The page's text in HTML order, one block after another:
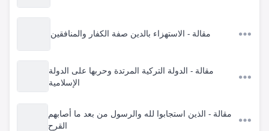
مقالة - الاستهزاء بالدين صفة الكفار والمنافقين
مقالة - الدولة التركية المرتدة وحربها على الدولة
الإسلامية
مقالة - الذين استجابوا لله والرسول من بعد ما أصابهم
القرح